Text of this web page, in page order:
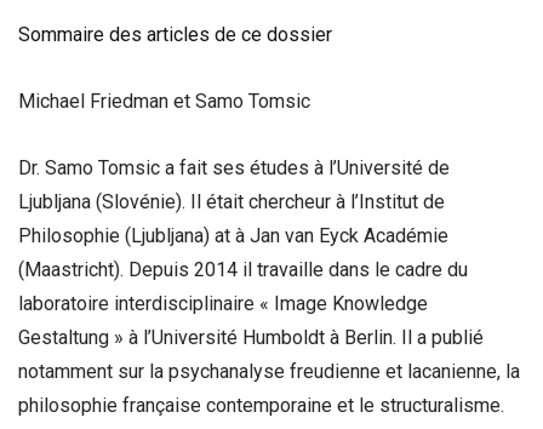
Sommaire des articles de ce dossier
Michael Friedman et Samo Tomsic
Dr. Samo Tomsic a fait ses études à l’Université de
Ljubljana (Slovénie). Il était chercheur à l’Institut de
Philosophie (Ljubljana) at à Jan van Eyck Académie
(Maastricht). Depuis 2014 il travaille dans le cadre du
laboratoire interdisciplinaire « Image Knowledge
Gestaltung » à l’Université Humboldt à Berlin. Il a publié
notamment sur la psychanalyse freudienne et lacanienne, la
philosophie française contemporaine et le structuralisme.